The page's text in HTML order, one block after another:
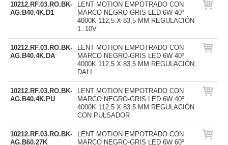
10212.RF.03.RO.BK-
AG.B40.4K.D1
LENT MOTION EMPOTRADO CON
MARCO NEGRO-GRIS LED 6W 40º
4000K 112,5 X 83,5 MM REGULACIÓN
1..10V
10212.RF.03.RO.BK-
AG.B40.4K.DA
LENT MOTION EMPOTRADO CON
MARCO NEGRO-GRIS LED 6W 40º
4000K 112,5 X 83,5 MM REGULACIÓN
DALI
10212.RF.03.RO.BK-
AG.B40.4K.PU
LENT MOTION EMPOTRADO CON
MARCO NEGRO-GRIS LED 6W 40º
4000K 112,5 X 83,5 MM REGULACIÓN
CON PULSADOR
10212.RF.03.RO.BK-
AG.B60.27K
LENT MOTION EMPOTRADO CON
MARCO NEGRO-GRIS LED 6W 60º